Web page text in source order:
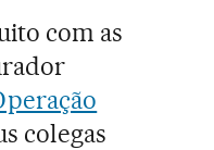
com as
colegas